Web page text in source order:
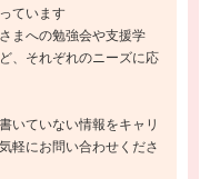
ています
まへの勉強会や支援学
、それぞれのニーズに応
いていない情報をキャリ
軽にお問い合わせくださ